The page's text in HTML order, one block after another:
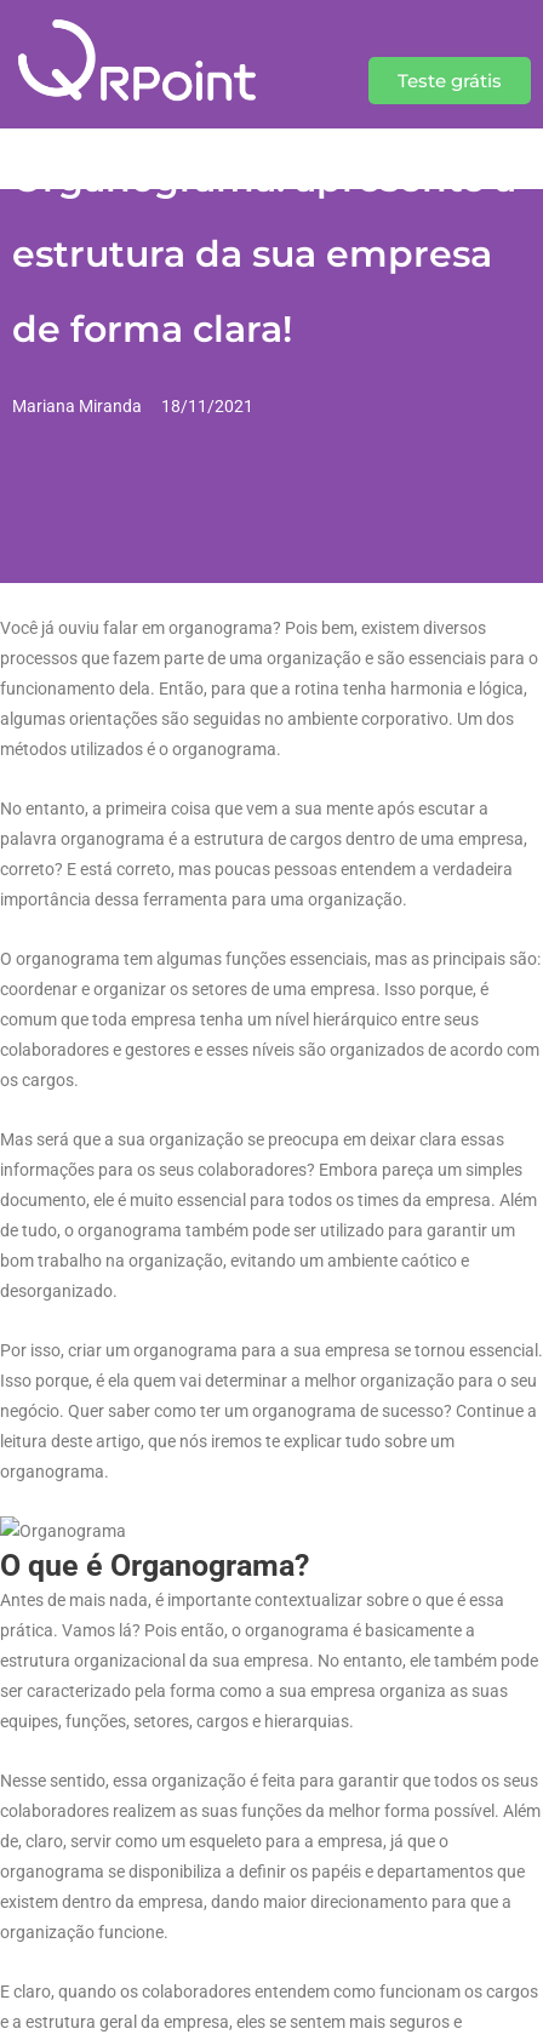
Teste grátis
Organograma: apresente a
estrutura da sua empresa
de forma clara!
Mariana Miranda 18/11/2021
Você já ouviu falar em organograma? Pois bem, existem diversos
processos que fazem parte de uma organização e são essenciais para o
funcionamento dela. Então, para que a rotina tenha harmonia e lógica,
algumas orientações são seguidas no ambiente corporativo. Um dos
métodos utilizados é o organograma.
No entanto, a primeira coisa que vem a sua mente após escutar a
palavra organograma é a estrutura de cargos dentro de uma empresa,
correto? E está correto, mas poucas pessoas entendem a verdadeira
importância dessa ferramenta para uma organização.
O organograma tem algumas funções essenciais, mas as principais são:
coordenar e organizar os setores de uma empresa. Isso porque, é
comum que toda empresa tenha um nível hierárquico entre seus
colaboradores e gestores e esses níveis são organizados de acordo com
os cargos.
Mas será que a sua organização se preocupa em deixar clara essas
informações para os seus colaboradores? Embora pareça um simples
documento, ele é muito essencial para todos os times da empresa. Além
de tudo, o organograma também pode ser utilizado para garantir um
bom trabalho na organização, evitando um ambiente caótico e
desorganizado.
Por isso, criar um organograma para a sua empresa se tornou essencial.
Isso porque, é ela quem vai determinar a melhor organização para o seu
negócio. Quer saber como ter um organograma de sucesso? Continue a
leitura deste artigo, que nós iremos te explicar tudo sobre um
organograma.
O que é Organograma?
Antes de mais nada, é importante contextualizar sobre o que é essa
prática. Vamos lá? Pois então, o organograma é basicamente a
estrutura organizacional da sua empresa. No entanto, ele também pode
ser caracterizado pela forma como a sua empresa organiza as suas
equipes, funções, setores, cargos e hierarquias.
Nesse sentido, essa organização é feita para garantir que todos os seus
colaboradores realizem as suas funções da melhor forma possível. Além
de, claro, servir como um esqueleto para a empresa, já que o
organograma se disponibiliza a definir os papéis e departamentos que
existem dentro da empresa, dando maior direcionamento para que a
organização funcione.
E claro, quando os colaboradores entendem como funcionam os cargos
e a estrutura geral da empresa, eles se sentem mais seguros e